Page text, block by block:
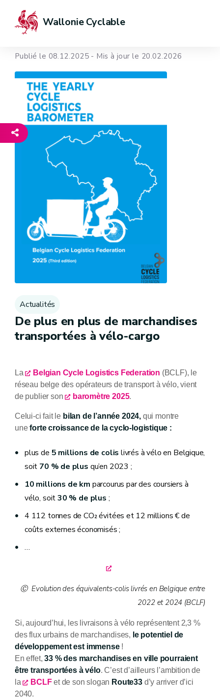
Wallonie Cyclable
Publié le 08.12.2025 - Mis à jour le 20.02.2026
Actualités
De plus en plus de marchandises
transportées à vélo-cargo
La Belgian Cycle Logistics Federation (BCLF), le
réseau belge des opérateurs de transport à vélo, vient
de publier son
baromètre 2025.
Celui-ci fait le bilan de l’année 2024, qui montre
uneforte croissance de la cyclo-logistique :
plus de 5 millions de colis livrés à vélo en Belgique,
soit 70 % de plus qu’en 2023 ;
10 millions de km parcourus par des coursiers à
vélo, soit30 % de plus ;
4 112 tonnes de CO₂ évitées et 12 millions € de
coûts externes économisés ;
…
Evolution des équivalents-colis livrés en Belgique entre
2022 et 2024 (BCLF)
Si, aujourd’hui, les livraisons à vélo représentent 2,3 %
des flux urbains de marchandises, le potentiel de
développement est immense!
En effet,33 % des marchandises en ville pourraient
être transportées à vélo. C’est d’ailleurs l’ambition de
la
BCLFet de son slogan Route33d’y arriver d’ici
2040.